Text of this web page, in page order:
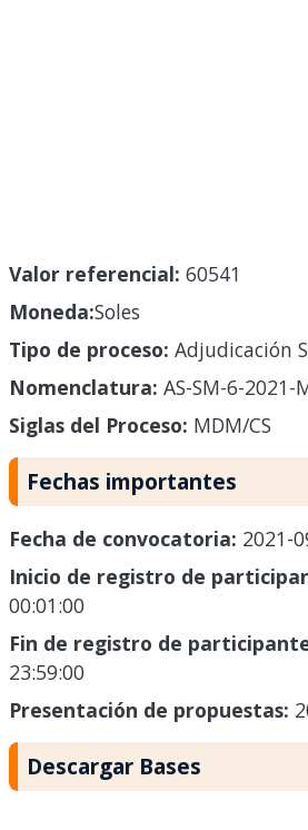
Valor referencial: 60541
Moneda:Soles
Tipo de proceso: Adjudicación
Nomenclatura: AS-SM-6-2021-
Siglas del Proceso: MDM/CS
Fechas importantes
Fecha de convocatoria: 2021-
Inicio de registro de
00:01:00
Fin de registro de
23:59:00
Presentación de propuestas:
Descargar Bases